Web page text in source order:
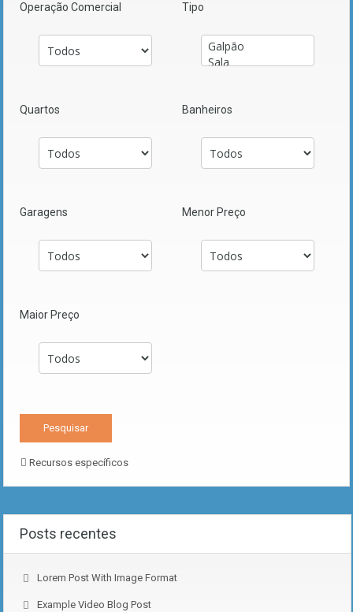
Operação Comercial Tipo
Quartos Banheiros
Garagens Menor Preço
Maior Preço
Recursos específicos
Posts recentes
Lorem Post With Image Format
Example Video Blog Post